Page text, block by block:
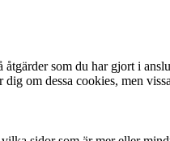
som du har gjort i
om dessa cookies, men